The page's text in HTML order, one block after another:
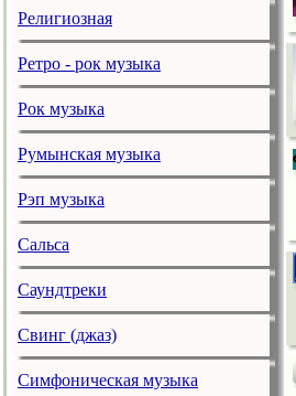
Религиозная
Ретро - рок музыка
Рок музыка
Румынская музыка
Рэп музыка
Сальса
Саундтреки
Свинг (джаз)
Симфоническая музыка